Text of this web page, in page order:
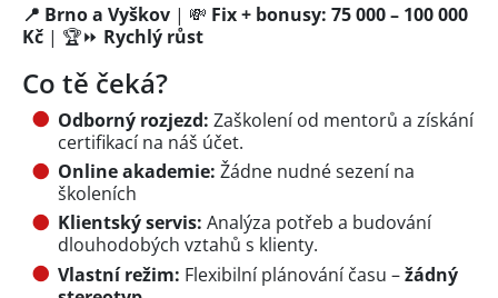
📍 Brno a Vyškov | 💸 Fix + bonusy: 75 000 – 100 000
Kč | 🏆⏩ Rychlý růst
Co tě čeká?
Odborný rozjezd: Zaškolení od mentorů a získání
certifikací na náš účet.
Online akademie: Žádne nudné sezení na
školeních
Klientský servis: Analýza potřeb a budování
dlouhodobých vztahů s klienty.
Vlastní režim: Flexibilní plánování času –žádný